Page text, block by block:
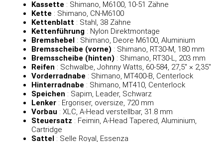
Kassette : Shimano, M6100, 10‑51 Zähne
Kette : Shimano, CN‑M6100
Kettenblatt : Stahl, 38 Zähne
Kettenführung : Nylon Direktmontage
Bremshebel : Shimano, Deore M6100, Aluminium
Bremsscheibe (vorne) : Shimano, RT30‑M, 180 mm
Bremsscheibe (hinten) : Shimano, RT30‑L, 203 mm
Reifen : Schwalbe, Johnny Watts, 60‑584, 27,5″ × 2,35″
Vorderradnabe : Shimano, MT400‑B, Centerlock
Hinterradnabe : Shimano, MT410, Centerlock
Speichen : Sapim, Leader, Schwarz
Lenker : Ergoriser, oversize, 720 mm
Vorbau : XLC, A‑Head verstellbar, 31.8 mm
Steuersatz : Feimin, A‑Head Tapered, Aluminium,
Cartridge
Sattel : Selle Royal, Essenza